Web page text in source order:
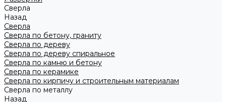
Сверла
Назад
Сверла
Сверла по бетону, граниту
Сверла по дереву
Сверла по дереву спиральное
Сверла по камню и бетону
Сверла по керамике
Сверла по кирпичу и строительным материалам
Сверла по металлу
Назад